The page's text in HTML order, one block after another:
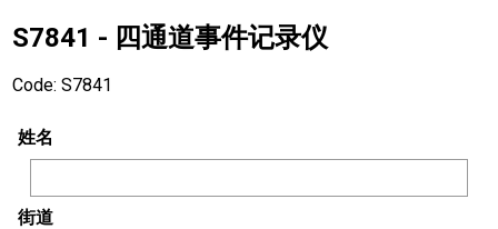
S7841 - 四通道事件记录仪
Code: S7841
姓名
街道